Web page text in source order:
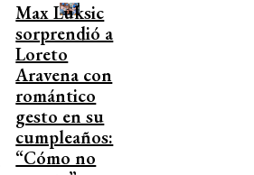
Max Luksic
sorprendió a
Loreto
Aravena con
romántico
gesto en su
cumpleaños:
“Cómo no